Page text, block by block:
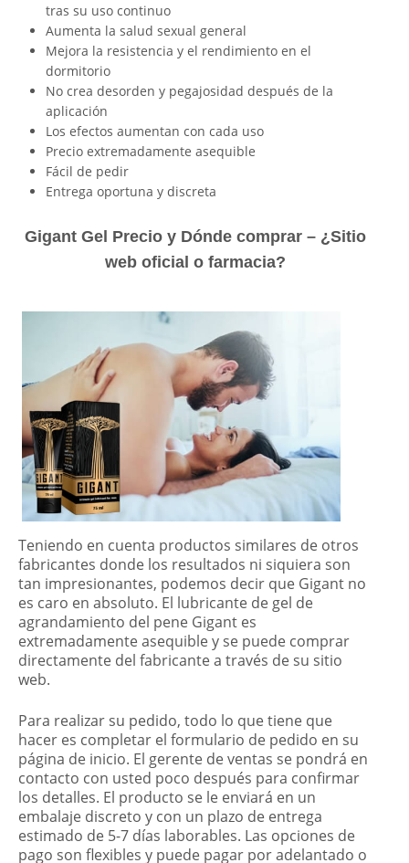
tras su uso continuo
Aumenta la salud sexual general
Mejora la resistencia y el rendimiento en el
dormitorio
No crea desorden y pegajosidad después de la
aplicación
Los efectos aumentan con cada uso
Precio extremadamente asequible
Fácil de pedir
Entrega oportuna y discreta
Gigant Gel Precio y Dónde comprar – ¿Sitio
web oficial o farmacia?
Teniendo en cuenta productos similares de otros
fabricantes donde los resultados ni siquiera son
tan impresionantes, podemos decir que Gigant no
es caro en absoluto. El lubricante de gel de
agrandamiento del pene Gigant es
extremadamente asequible y se puede comprar
directamente del fabricante a través de su sitio
web.
Para realizar su pedido, todo lo que tiene que
hacer es completar el formulario de pedido en su
página de inicio. El gerente de ventas se pondrá en
contacto con usted poco después para confirmar
los detalles. El producto se le enviará en un
embalaje discreto y con un plazo de entrega
estimado de 5-7 días laborables. Las opciones de
pago son flexibles y puede pagar por adelantado o